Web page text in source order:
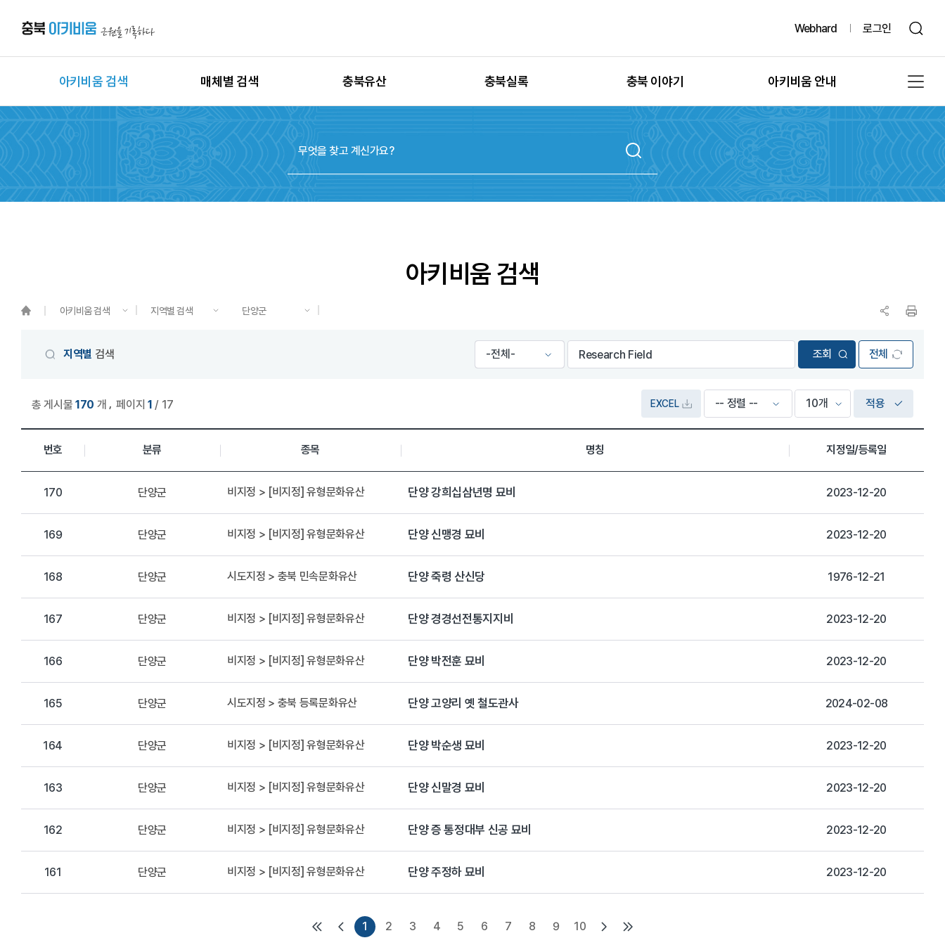
Webhard 로그인
아키비움 검색
상세검색
지역별 검색
시대별 검색
매체별 검색
이미지
동영상
음원
충북유산
유산별 보수정비
충북실록 충북 이야기
그때, 그 시절의 충북
또 다른 기록, 발굴
문화유산의 과거여행
아키비움 안내
공지사항
아키비움 소개
이용방법
아키비움 검색
아키비움 검색 지역별 검색 단양군
지역별 검색 전체
총 게시물170 개 ,페이지 1 / 17 EXCEL 적용
상세정보 관리 목록
번호 분류 종목 명칭 지정일/등록일
170 단양군 비지정 > [비지정] 유형문화유산 단양 강희십삼년명 묘비 2023-12-20
169 단양군 비지정 > [비지정] 유형문화유산 단양 신맹경 묘비 2023-12-20
168 단양군 시도지정 > 충북 민속문화유산 단양 죽령 산신당 1976-12-21
167 단양군 비지정 > [비지정] 유형문화유산 단양 경경선전통지지비 2023-12-20
166 단양군 비지정 > [비지정] 유형문화유산 단양 박전훈 묘비 2023-12-20
165 단양군 시도지정 > 충북 등록문화유산 단양 고양리 옛 철도관사 2024-02-08
164 단양군 비지정 > [비지정] 유형문화유산 단양 박순생 묘비 2023-12-20
163 단양군 비지정 > [비지정] 유형문화유산 단양 신말경 묘비 2023-12-20
162 단양군 비지정 > [비지정] 유형문화유산 단양 증 통정대부 신공 묘비 2023-12-20
161 단양군 비지정 > [비지정] 유형문화유산 단양 주정하 묘비 2023-12-20
1 2 3 4 5 6 7 8 9 10